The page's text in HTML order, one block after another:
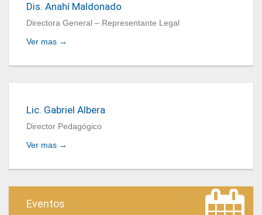
Dis. Anahí Maldonado
Directora General – Representante Legal
Ver mas →
Lic. Gabriel Albera
Director Pedagógico
Ver mas →
Eventos